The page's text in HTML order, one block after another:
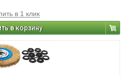
в 1 клик
в корзину